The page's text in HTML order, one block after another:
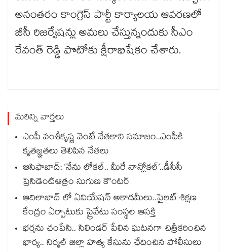
అనంతరం కాంగ్రెస్ పార్టీ కార్యాలయ ఆవరణలో
బీసీ రిజర్వేషన్లు అమలు చేస్తున్నందుకు సీఎం
రేవంత్ రెడ్డి ఫొటోకు క్షీరాభిషేకం చేశారు.
మరిన్ని వార్తలు
ఎంపీ వంశీకృష్ణ వెంటే నేతకాని సమాజం..ఎంపీకి
కృతజ్ఞతలు తెలిపిన నేతలు
ఆసిఫాబాద్: ‘నేను లోకల్.. మీరే నాన్లోకల్’..డీసీసీ
ప్రెసిడెంట్ఆత్రం సుగుణ కౌంటర్
ఆదిలాబాద్ లో ఏవియేషన్ అకాడమీలు..పైలట్ శిక్షణ
కేంద్రం ఏర్పాటుకు ప్రైవేటు సంస్థల ఆసక్తి
భర్తను చంపేసి.. సిలిండర్ పేలిన ఘటనగా చిత్రీకరించిన
భార్య.. నిర్మల్ జిల్లా హత్య కేసును ఛేదించిన పోలీసులు